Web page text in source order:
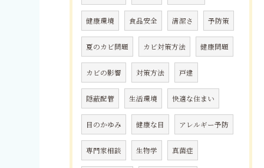
健康環境 食品安全 清潔さ 予防策
夏のカビ問題 カビ対策方法 健康問題
カビの影響 対策方法 戸建
隠蔽配管 生活環境 快適な住まい
目のかゆみ 健康な目 アレルギー予防
専門家相談 生物学 真菌症